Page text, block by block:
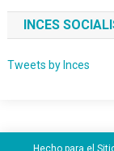
INCES
Tweets by Inces
Hecho para el